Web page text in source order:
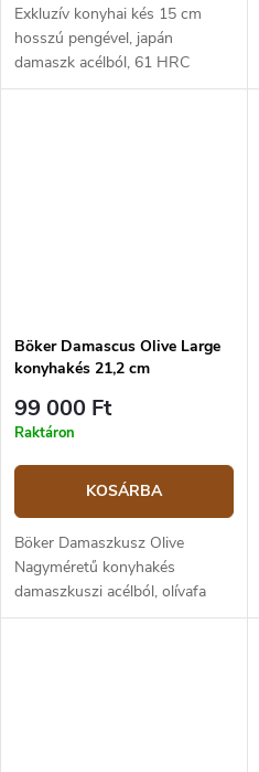
Exkluzív konyhai kés 15 cm
hosszú pengével, japán
damaszk acélból, 61 HRC
keménységgel. A G10 kompozit
Böker Damascus Olive Large
konyhakés 21,2 cm
99 000 Ft
Raktáron
KOSÁRBA
Böker Damaszkusz Olive
Nagyméretű konyhakés
damaszkuszi acélból, olívafa
markolattal. A penge hossza